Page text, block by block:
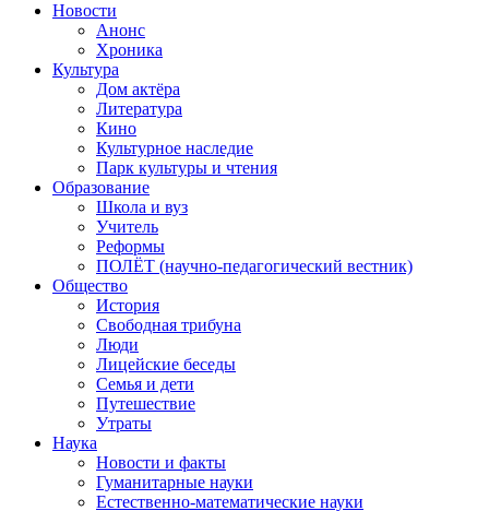
Новости
Анонс
Хроника
Культура
Дом актёра
Литература
Кино
Культурное наследие
Парк культуры и чтения
Образование
Школа и вуз
Учитель
Реформы
ПОЛЁТ (научно-педагогический вестник)
Общество
История
Свободная трибуна
Люди
Лицейские беседы
Семья и дети
Путешествие
Утраты
Наука
Новости и факты
Гуманитарные науки
Естественно-математические науки